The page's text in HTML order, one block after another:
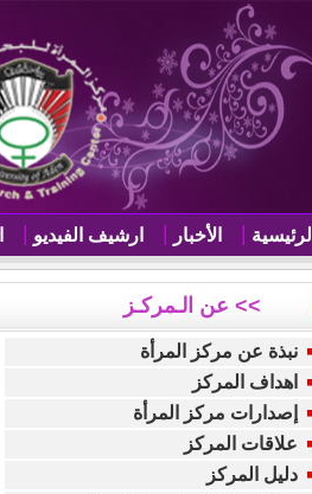
الرئيسية الأخبار ارشيف الفيديو
>> عن الـمركـز
نبذة عن مركز المرأة
اهداف المركز
إصدارات مركز المرأة
علاقات المركز
دليل المركز